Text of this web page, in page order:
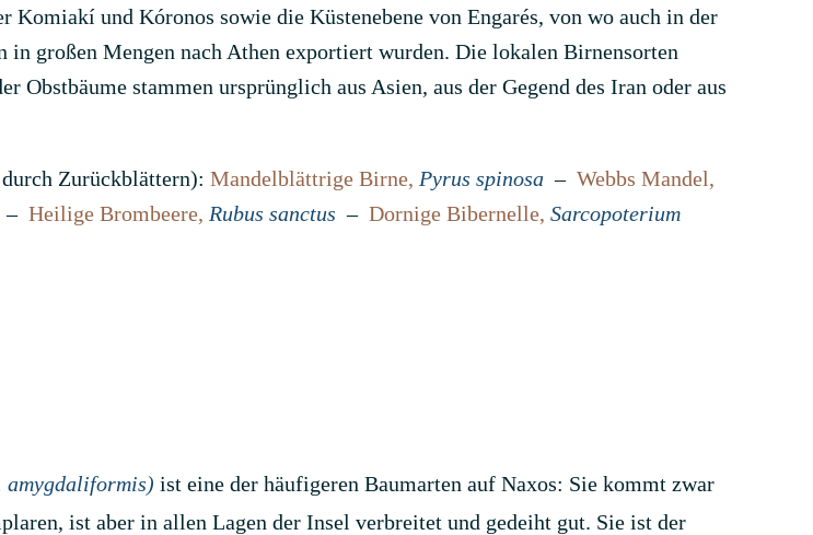
und Kóronos sowie die Küstenebene von Engarés, von wo auch in der
großen Mengen nach Athen exportiert wurden. Die lokalen Birnensorten
stammen ursprünglich aus Asien, aus der Gegend des Iran oder aus
Zurückblättern): Mandelblättrige Birne, Pyrus spinosa – Webbs Mandel,
– Heilige Brombeere, Rubus sanctus – Dornige Bibernelle, Sarcopoterium
amygdaliformis) ist eine der häufigeren Baumarten auf Naxos: Sie kommt zwar
ist aber in allen Lagen der Insel verbreitet und gedeiht gut. Sie ist der